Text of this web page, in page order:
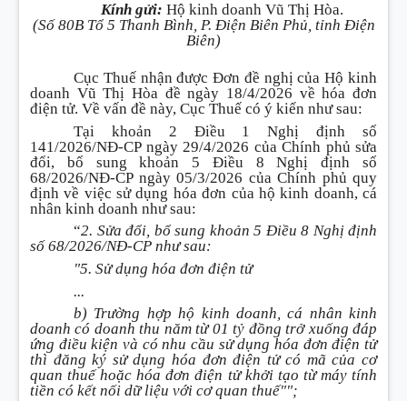
Kính gửi: Hộ kinh doanh Vũ Thị Hòa.
(Số 80B Tổ 5 Thanh Bình, P. Điện Biên Phủ, tỉnh Điện
Biên)
Cục Thuế nhận được Đơn đề nghị của Hộ kinh
doanh Vũ Thị Hòa đề ngày 18/4/2026 về hóa đơn
điện tử. Về vấn đề này, Cục Thuế có ý kiến như sau:
Tại khoản 2 Điều 1 Nghị định số
141/2026/NĐ-CP ngày 29/4/2026 của Chính phủ sửa
đổi, bổ sung khoản 5 Điều 8 Nghị định số
68/2026/NĐ-CP ngày 05/3/2026 của Chính phủ quy
định về việc sử dụng hóa đơn của hộ kinh doanh, cá
nhân kinh doanh như sau:
“2. Sửa đổi, bổ sung khoản 5 Điều 8 Nghị định
số 68/2026/NĐ-CP như sau:
"5. Sử dụng hóa đơn điện tử
...
b) Trường hợp hộ kinh doanh, cá nhân kinh
doanh có doanh thu năm từ 01 tỷ đồng trở xuống đáp
ứng điều kiện và có nhu cầu sử dụng hóa đơn điện tử
thì đăng ký sử dụng hóa đơn điện tử có mã của cơ
quan thuế hoặc hóa đơn điện tử khởi tạo từ máy tính
tiền có kết nối dữ liệu với cơ quan thuế"";